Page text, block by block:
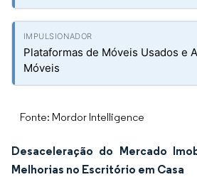
Plataformas de Móveis Usados e
Móveis
Fonte: Mordor Intelligence
Desaceleração do Mercado
Melhorias no Escritório em Casa